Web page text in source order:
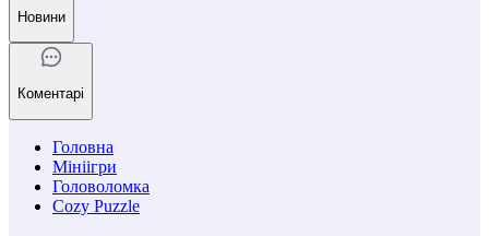
Новини
Коментарі
Головна
Мініігри
Головоломка
Cozy Puzzle